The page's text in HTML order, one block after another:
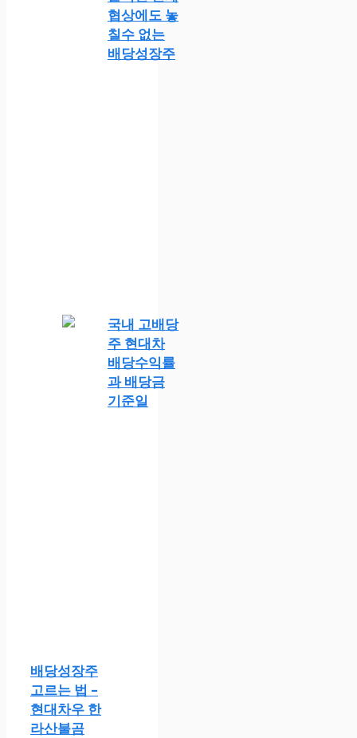
협상에도 놓
칠수 없는
배당성장주
국내 고배당
주 현대차
배당수익률
과 배당금
기준일
배당성장주
고르는 법 –
현대차우 한
라산불곰